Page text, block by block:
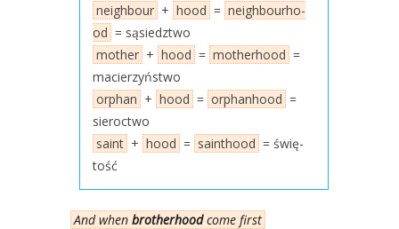
neigh­bo­ur + hood = neigh­bo­ur­ho­
od = sąsiedz­two
mother + hood = mother­ho­od =
macie­rzyń­stwo
orphan + hood = orphan­ho­od =
sie­roc­two
saint + hood = sain­tho­od = świę­
tość
And when bro­ther­ho­odcome first